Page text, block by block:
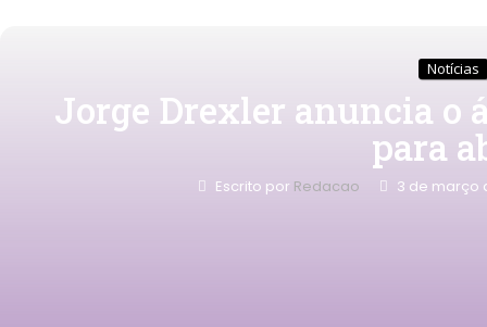
Notícias
Jorge Drexler anuncia o
para
Escrito por Redacao 3 de março